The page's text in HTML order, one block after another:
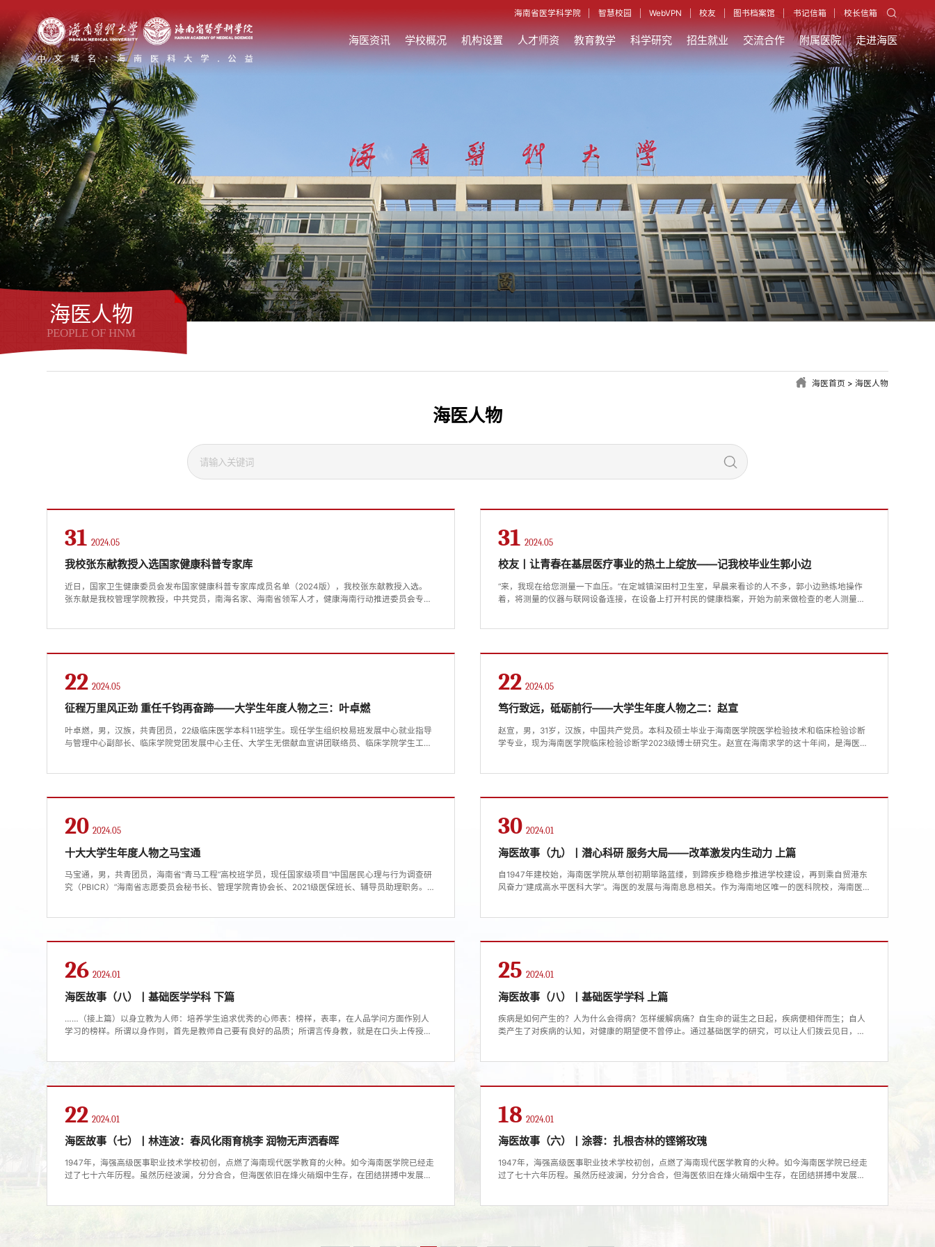
海南省医学科学院 智慧校园 WebVPN 校友 图书档案馆 书记信箱 校长信箱
海医资讯 学校概况 机构设置 人才师资 教育教学 科学研究 招生就业 交流合作 附属医院 走进海医
海医人物
PEOPLE OF HNM
海医首页 > 海医人物
海医人物
31 2024.05
我校张东献教授入选国家健康科普专家库
近日，国家卫生健康委员会发布国家健康科普专家库成员名单（2024版），我校张东献教授入选。
张东献是我校管理学院教授，中共党员，南海名家、海南省领军人才，健康海南行动推进委员会专
31 2024.05
校友丨让青春在基层医疗事业的热土上绽放——记我校毕业生郭小边
“来，我现在给您测量一下血压。”在定城镇深田村卫生室，早晨来看诊的人不多，郭小边熟练地操作
着，将测量的仪器与联网设备连接，在设备上打开村民的健康档案，开始为前来做检查的老人测量血
22 2024.05
征程万里风正劲 重任千钧再奋蹄——大学生年度人物之三：叶卓燃
叶卓燃，男，汉族，共青团员，22级临床医学本科11班学生。现任学生组织校易班发展中心就业指导
与管理中心副部长、临床学院党团发展中心主任、大学生无偿献血宣讲团联络员、临床学院学生工作
22 2024.05
笃行致远，砥砺前行——大学生年度人物之二：赵宣
赵宣，男，31岁，汉族，中国共产党员。本科及硕士毕业于海南医学院医学检验技术和临床检验诊断
学专业，现为海南医学院临床检验诊断学2023级博士研究生。赵宣在海南求学的这十年间，是海医见
20 2024.05
十大大学生年度人物之马宝通
马宝通，男，共青团员，海南省“青马工程”高校班学员，现任国家级项目“中国居民心理与行为调查研
究（PBICR）”海南省志愿委员会秘书长、管理学院青协会长、2021级医保班长、辅导员助理职务。曾
30 2024.01
海医故事（九）丨潜心科研 服务大局——改革激发内生动力 上篇
自1947年建校始，海南医学院从草创初期筚路蓝缕，到蹄疾步稳稳步推进学校建设，再到乘自贸港东
风奋力“建成高水平医科大学”。海医的发展与海南息息相关。作为海南地区唯一的医科院校，海南医
26 2024.01
海医故事（八）丨基础医学学科 下篇
……（接上篇）以身立教为人师：培养学生追求优秀的心师表：榜样，表率，在人品学问方面作别人
学习的榜样。所谓以身作则，首先是教师自己要有良好的品质；所谓言传身教，就是在口头上传授，
25 2024.01
海医故事（八）丨基础医学学科 上篇
疾病是如何产生的？人为什么会得病？怎样缓解病痛？自生命的诞生之日起，疾病便相伴而生；自人
类产生了对疾病的认知，对健康的期望便不曾停止。通过基础医学的研究，可以让人们拨云见日，洞
22 2024.01
海医故事（七）丨林连波：春风化雨育桃李 润物无声洒春晖
1947年，海强高级医事职业技术学校初创，点燃了海南现代医学教育的火种。如今海南医学院已经走
过了七十六年历程。虽然历经波澜，分分合合，但海医依旧在烽火硝烟中生存，在团结拼搏中发展，
18 2024.01
海医故事（六）丨涂蓉：扎根杏林的铿锵玫瑰
1947年，海强高级医事职业技术学校初创，点燃了海南现代医学教育的火种。如今海南医学院已经走
过了七十六年历程。虽然历经波澜，分分合合，但海医依旧在烽火硝烟中生存，在团结拼搏中发展，